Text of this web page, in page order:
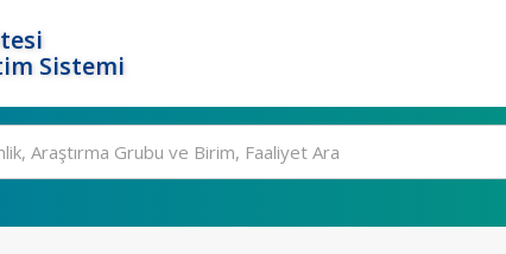
Sistemi